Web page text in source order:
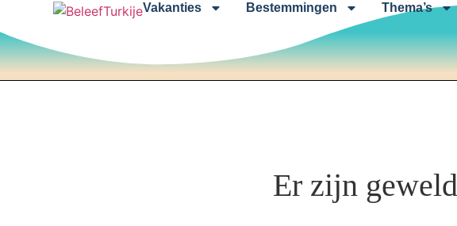
Vakanties Bestemmingen Thema’s
Er zijn